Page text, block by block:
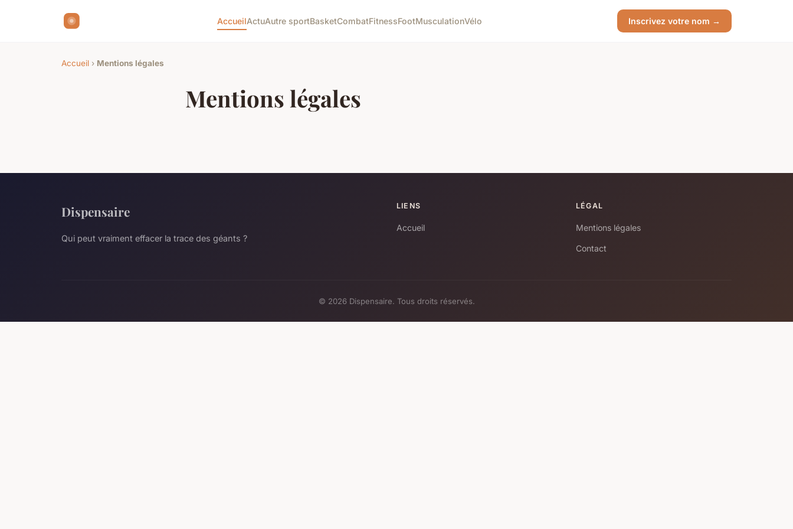
AccueilActuAutre sportBasketCombatFitnessFootMusculationVélo Inscrivez votre nom →
Accueil › Mentions légales
Mentions légales
Dispensaire
Qui peut vraiment effacer la trace des géants ?
LIENS
Accueil
LÉGAL
Mentions légales
Contact
© 2026 Dispensaire. Tous droits réservés.